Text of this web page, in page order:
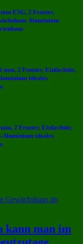
ESG, 2 Fenster,
Aluminium
mm, 2 Fenster, Einfachtür,
ideales
2 Fenster, Einfachtür,
Aluminium ideales
kann man im